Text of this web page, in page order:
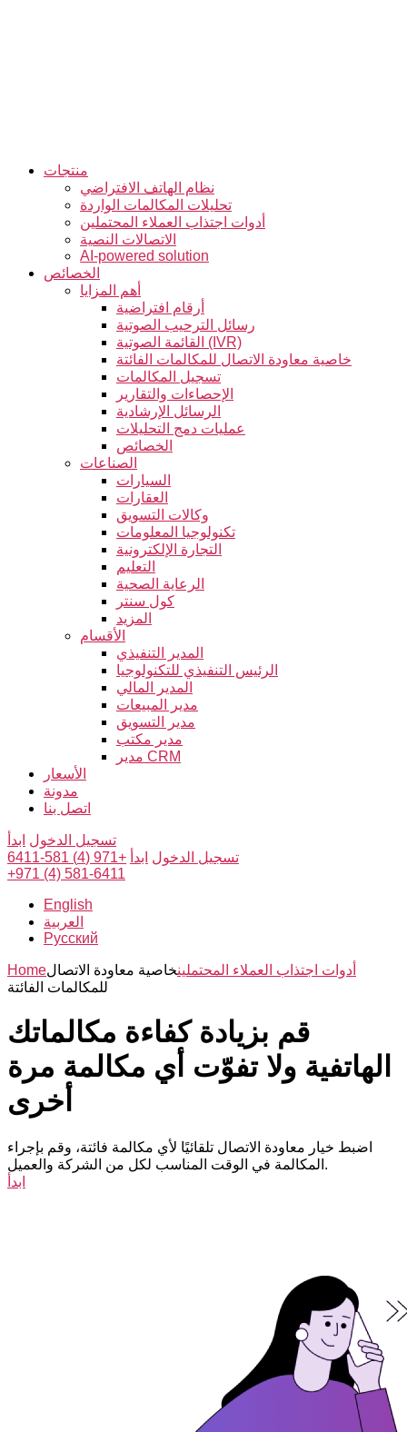
منتجات
نظام الهاتف الافتراضي
تحليلات المكالمات الواردة
أدوات اجتذاب العملاء المحتملين
الاتصالات النصية
AI-powered solution
الخصائص
أهم المزايا
أرقام افتراضية
رسائل الترحيب الصوتية
القائمة الصوتية (IVR)
خاصية معاودة الاتصال للمكالمات الفائتة
تسجيل المكالمات
الإحصاءات والتقارير
الرسائل الإرشادية
عمليات دمج التحليلات
الخصائص
الصناعات
السيارات
العقارات
وكالات التسويق
تكنولوجيا المعلومات
التجارة الإلكترونية
التعليم
الرعاية الصحية
كول سنتر
المزيد
الأقسام
المدير التنفيذي
الرئيس التنفيذي للتكنولوجيا
المدير المالي
مدير المبيعات
مدير التسويق
مدير مكتب
مدير CRM
الأسعار
مدونة
اتصل بنا
تسجيل الدخول ابدأ
تسجيل الدخول ابدأ +971 (4) 581-6411
+971 (4) 581-6411
English
العربية
Русский
Home أدوات اجتذاب العملاء المحتملينخاصية معاودة الاتصال
للمكالمات الفائتة
قم بزيادة كفاءة مكالماتك
الهاتفية ولا تفوّت أي مكالمة مرة
أخرى
اضبط خيار معاودة الاتصال تلقائيًا لأي مكالمة فائتة، وقم بإجراء
المكالمة في الوقت المناسب لكل من الشركة والعميل.
ابدأ